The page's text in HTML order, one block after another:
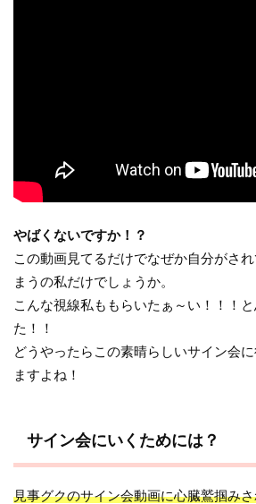
やばくないですか！？
この動画見てるだけでなぜか自分がさ
まうの私だけでしょうか。
こんな視線私ももらいたぁ～い！！！
た！！
どうやったらこの素晴らしいサイン会
ますよね！
サイン会にいくためには？
見事グクのサイン会動画に心臓鷲掴み